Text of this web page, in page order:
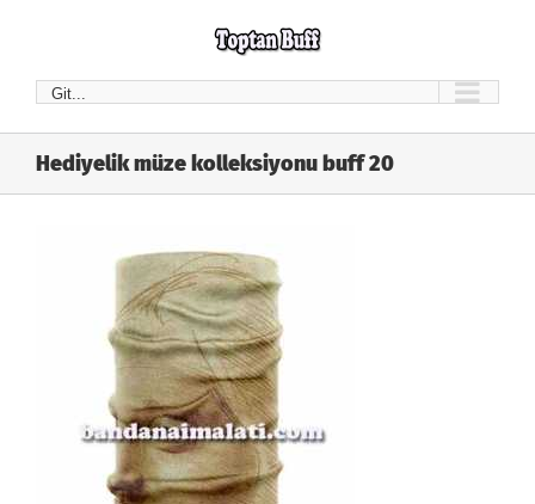
Git...
Hediyelik müze kolleksiyonu buff 20